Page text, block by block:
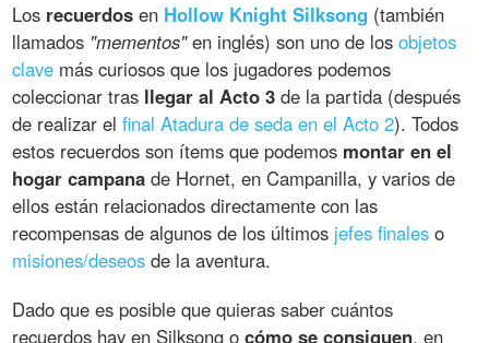
Los recuerdos en Hollow Knight Silksong (también
llamados "mementos"en inglés) son uno de losobjetos
clave más curiosos que los jugadores podemos
coleccionar tras llegar al Acto 3 de la partida (después
de realizar elfinal Atadura de seda en el Acto 2). Todos
estos recuerdos son ítems que podemos montar en el
hogar campana de Hornet, en Campanilla, y varios de
ellos están relacionados directamente con las
recompensas de algunos de los últimos jefes finales o
misiones/deseos de la aventura.
Dado que es posible que quieras saber cuántos
recuerdos hay en Silksong ocómo se consiguen, en